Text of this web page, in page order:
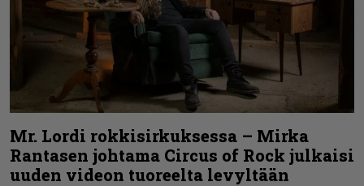
Mr. Lordi rokkisirkuksessa – Mirka
Rantasen johtama Circus of Rock julkaisi
uuden videon tuoreelta levyltään